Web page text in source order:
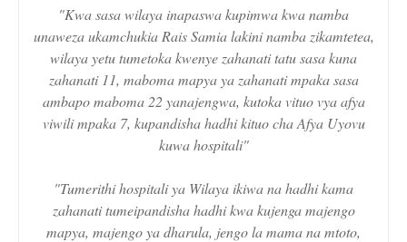
"Kwa sasa wilaya inapaswa kupimwa kwa namba
unaweza ukamchukia Rais Samia lakini namba zikamtetea,
wilaya yetu tumetoka kwenye zahanati tatu sasa kuna
zahanati 11, maboma mapya ya zahanati mpaka sasa
ambapo maboma 22 yanajengwa, kutoka vituo vya afya
viwili mpaka 7, kupandisha hadhi kituo cha Afya Uyovu
kuwa hospitali"
"Tumerithi hospitali ya Wilaya ikiwa na hadhi kama
zahanati tumeipandisha hadhi kwa kujenga majengo
mapya, majengo ya dharula, jengo la mama na mtoto,